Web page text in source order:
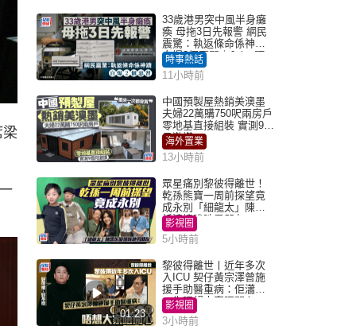
梁
33歲港男突中風半身癱
瘓 母拖3日先報警 網民
震驚：執返條命係神蹟
自爆2個惡習｜Juicy叮
時事熱話
11小時前
中國預製屋熱銷美澳墨
夫婦22萬購750呎兩房戶
零地基直接組裝 實測9個
月激讚
海外置業
13小時前
眾星痛別黎彼得離世！
乾孫熊寶一周前探望竟
成永別「細龍太」陳思
圻淚憶唉吔男朋友
影視圈
5小時前
01:23
黎彼得離世丨近年多次
入ICU 契仔黃宗澤曾施
援手助醫重病：佢瀟灑
一生唔想大家唔開心
影視圈
3小時前